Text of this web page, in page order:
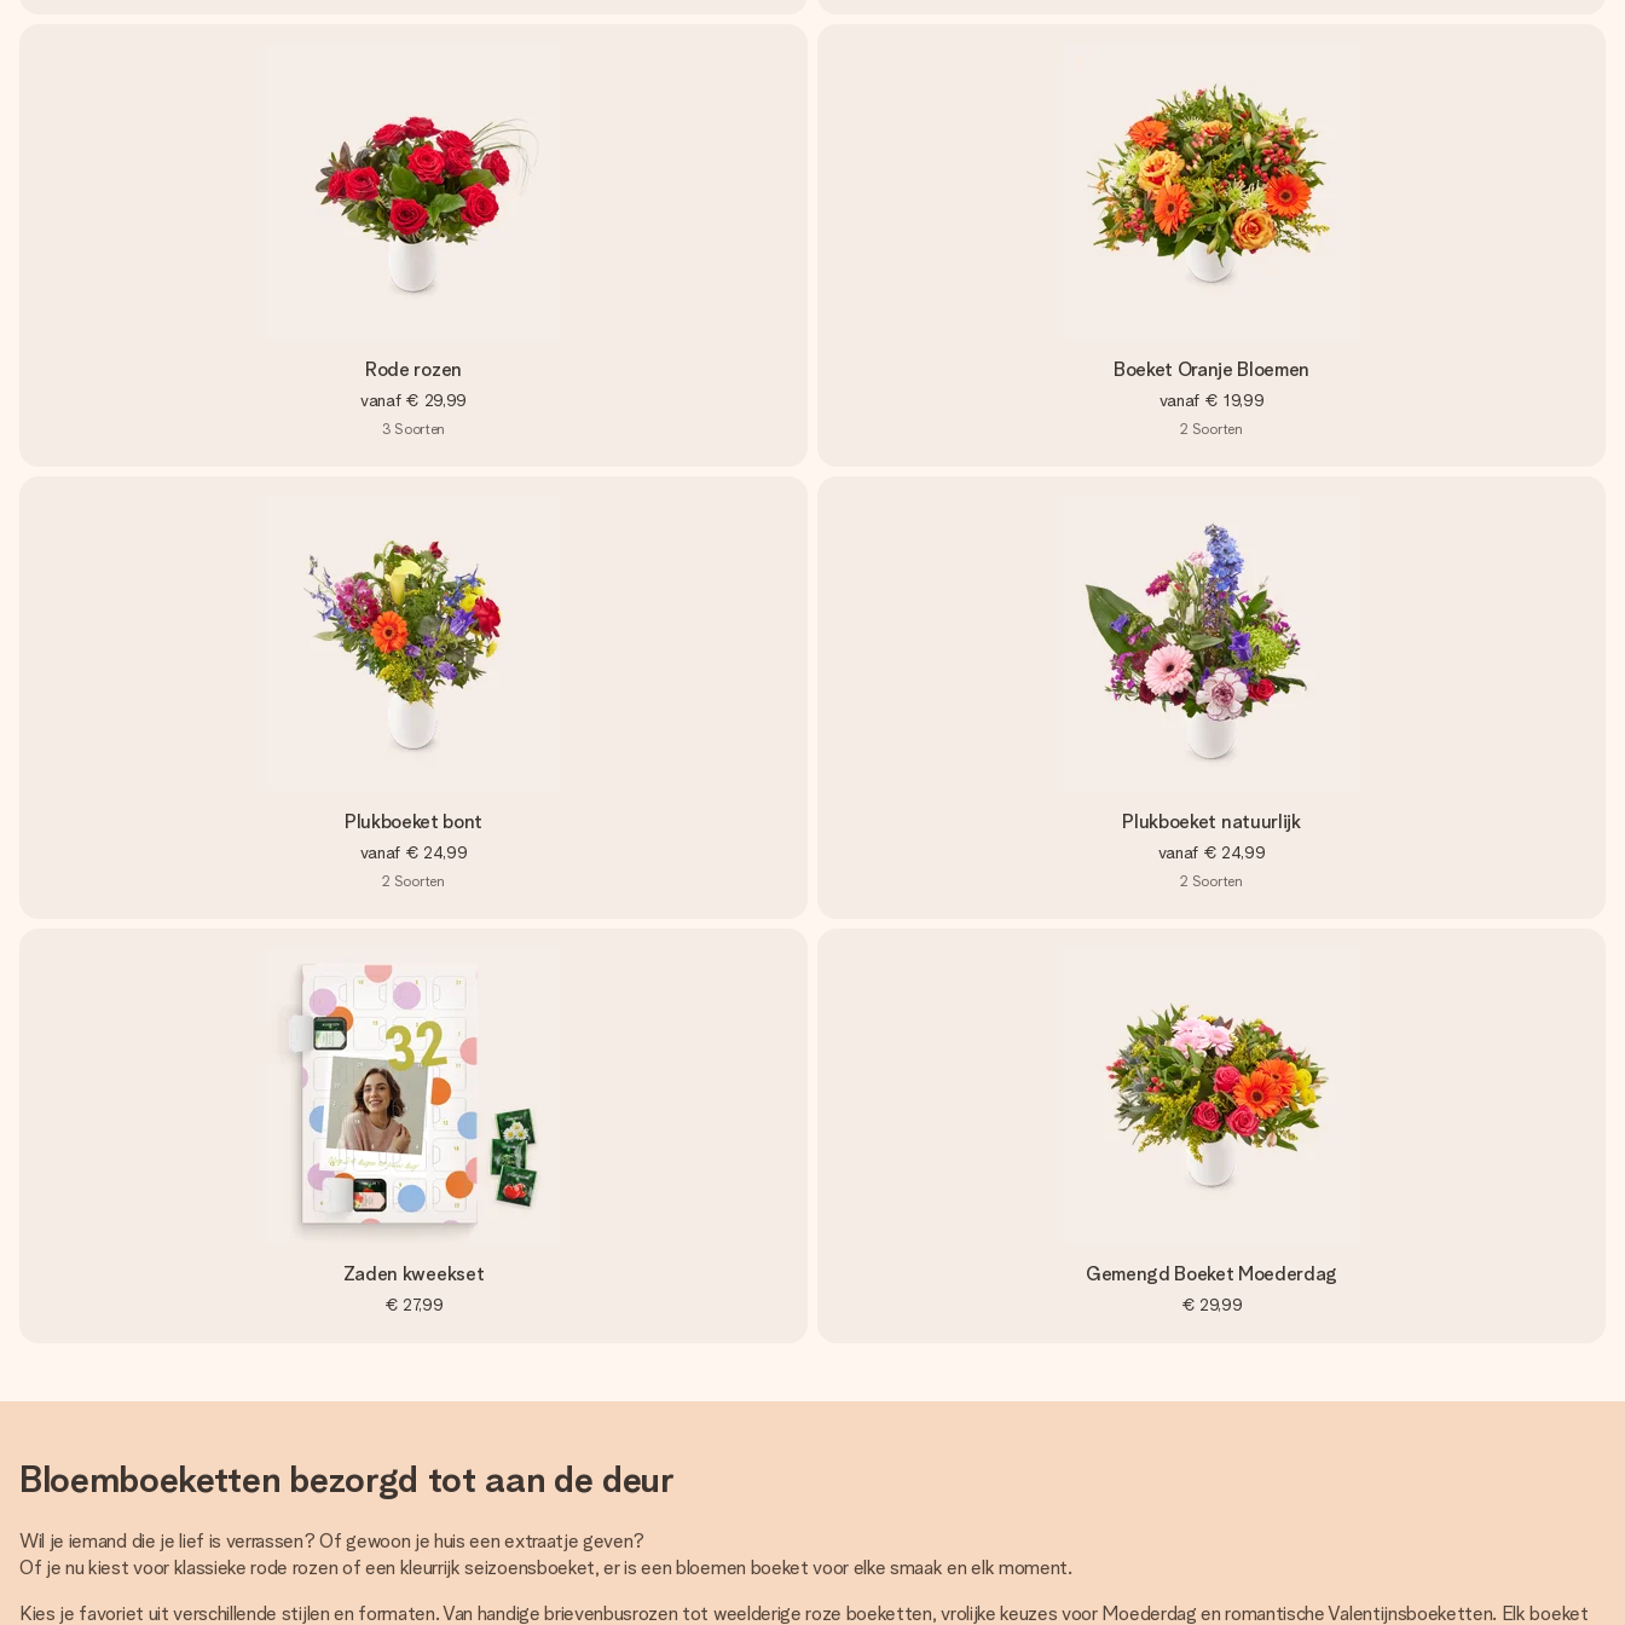
Rode rozen
vanaf € 29,99
3 Soorten
Boeket Oranje Bloemen
vanaf € 19,99
2 Soorten
Plukboeket bont
vanaf € 24,99
2 Soorten
Plukboeket natuurlijk
vanaf € 24,99
2 Soorten
Zaden kweekset
€ 27,99
Gemengd Boeket Moederdag
€ 29,99
Bloemboeketten bezorgd tot aan de deur
Wil je iemand die je lief is verrassen? Of gewoon je huis een extraatje geven?
Of je nu kiest voor klassieke rode rozen of een kleurrijk seizoensboeket, er is een bloemen boeket voor elke smaak en elk moment.
Kies je favoriet uit verschillende stijlen en formaten. Van handige brievenbusrozen tot weelderige roze boeketten, vrolijke keuzes voor Moederdag en romantische Valentijnsboeketten. Elk boeket